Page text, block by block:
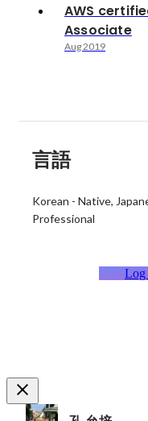
AWS
Associate
Aug 2019
言語
Korean - Native
Professional
Log